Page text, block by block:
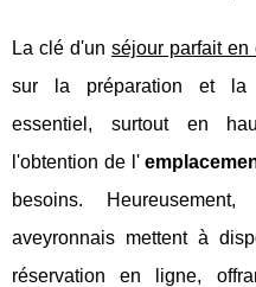
La clé d'un séjour parfait en
sur la préparation et la
essentiel, surtout en
l'obtention de l'
besoins.
aveyronnais mettent à
réservation en ligne,